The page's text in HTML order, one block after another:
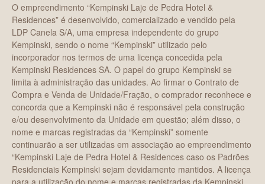
O empreendimento “Kempinski Laje de Pedra Hotel &
Residences” é desenvolvido, comercializado e vendido pela
LDP Canela S/A, uma empresa independente do grupo
Kempinski, sendo o nome “Kempinski” utilizado pelo
incorporador nos termos de uma licença concedida pela
Kempinski Residences SA. O papel do grupo Kempinski se
limita à administração das unidades. Ao firmar o Contrato de
Compra e Venda de Unidade/Fração, o comprador reconhece e
concorda que a Kempinski não é responsável pela construção
e/ou desenvolvimento da Unidade em questão; além disso, o
nome e marcas registradas da “Kempinski” somente
continuarão a ser utilizadas em associação ao empreendimento
“Kempinski Laje de Pedra Hotel & Residences caso os Padrões
Residenciais Kempinski sejam devidamente mantidos. A licença
para a utilização do nome e marcas registradas da Kempinski